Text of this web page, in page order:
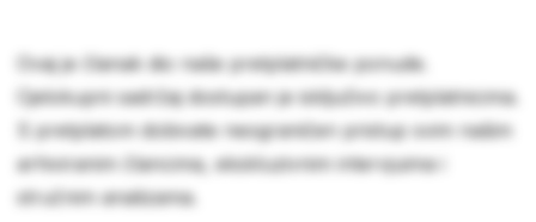
Ovaj je članak dio naše pretplatničke ponude.
Cjelokupni sadržaj dostupan je isključivo pretplatnicima.
S pretplatom dobivate neograničen pristup svim našim
arhiviranim člancima, ekskluzivnim intervjuima i
stručnim analizama.